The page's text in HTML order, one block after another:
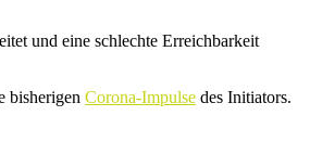
und eine schlechte Erreichbarkeit
bisherigen Corona-Impulse des Initiators.